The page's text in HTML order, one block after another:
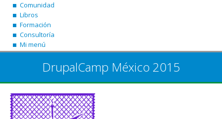
Comunidad
Libros
Formación
Consultoría
Mi menú
DrupalCamp México 2015